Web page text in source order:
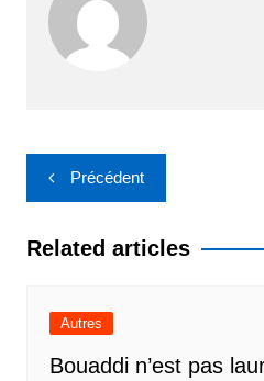
Navigation
de
l’article
Précédent
Related articles
Autres
Bouaddi n’est pas